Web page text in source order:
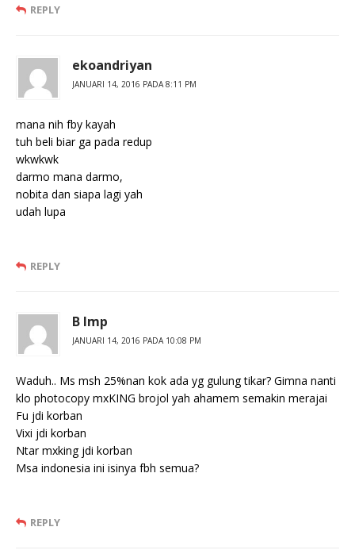
REPLY
ekoandriyan
JANUARI 14, 2016 PADA 8:11 PM
mana nih fby kayah
tuh beli biar ga pada redup
wkwkwk
darmo mana darmo,
nobita dan siapa lagi yah
udah lupa
REPLY
B lmp
JANUARI 14, 2016 PADA 10:08 PM
Waduh.. Ms msh 25%nan kok ada yg gulung tikar? Gimna nanti
klo photocopy mxKING brojol yah ahamem semakin merajai
Fu jdi korban
Vixi jdi korban
Ntar mxking jdi korban
Msa indonesia ini isinya fbh semua?
REPLY